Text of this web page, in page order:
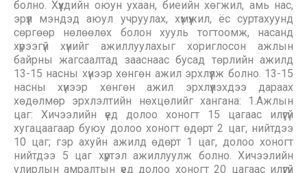
болно. Хүүхдийн оюун ухаан, биеийн хөгжил, амь нас,
эрүүл мэндэд аюул учруулах, хүмүүжил, ёс суртахуунд
сөргөөр нөлөөлөх болон хууль тогтоомж, насанд
хүрээгүй хүнийг ажиллуулахыг хориглосон ажлын
байрны жагсаалтад зааснаас бусад төрлийн ажилд
13-15 насны хүнээр хөнгөн ажил эрхлүүлж болно. 13-15
насны хүнээр хөнгөн ажил эрхлүүлэхдээ дараах
хөдөлмөр эрхлэлтийн нөхцөлийг хангана: 1.Ажлын
цаг: Хичээлийн үед долоо хоногт 15 цагаас илүүгүй
хугацаагаар буюу долоо хоногт өдөрт 2 цаг, нийтдээ
10 цаг; гэр ахуйн ажилд өдөрт 1 цаг, долоо хоногт
нийтдээ 5 цаг хүртэл ажиллуулж болно. Хичээлийн
улирлын амралтын үед долоо хоногт 20 цагаас илүүгүй